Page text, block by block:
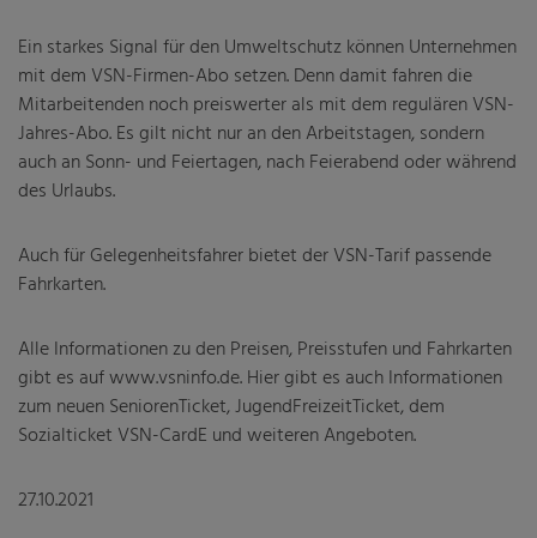
Ein starkes Signal für den Umweltschutz können Unternehmen
mit dem VSN-Firmen-Abo setzen. Denn damit fahren die
Mitarbeitenden noch preiswerter als mit dem regulären VSN-
Jahres-Abo. Es gilt nicht nur an den Arbeitstagen, sondern
auch an Sonn- und Feiertagen, nach Feierabend oder während
des Urlaubs.
Auch für Gelegenheitsfahrer bietet der VSN-Tarif passende
Fahrkarten.
Alle Informationen zu den Preisen, Preisstufen und Fahrkarten
gibt es auf www.vsninfo.de. Hier gibt es auch Informationen
zum neuen SeniorenTicket, JugendFreizeitTicket, dem
Sozialticket VSN-CardE und weiteren Angeboten.
27.10.2021